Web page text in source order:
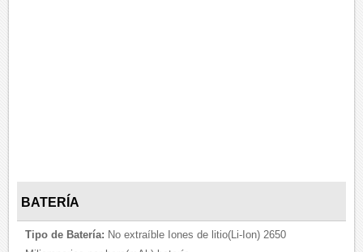
BATERÍA
Tipo de Batería: No extraíble Iones de litio(Li-Ion) 2650